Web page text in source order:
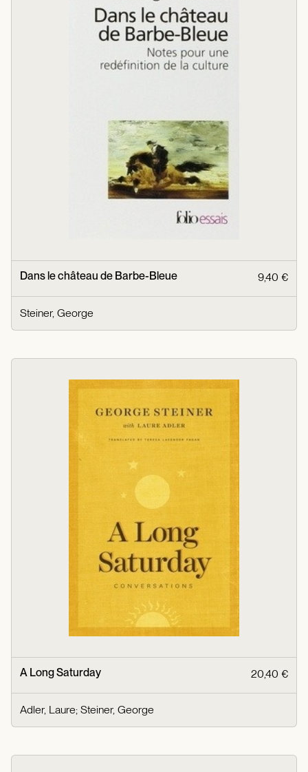
Dans le château de Barbe-Bleue 9,40 €
Steiner, George
A Long Saturday 20,40 €
Adler, Laure; Steiner, George